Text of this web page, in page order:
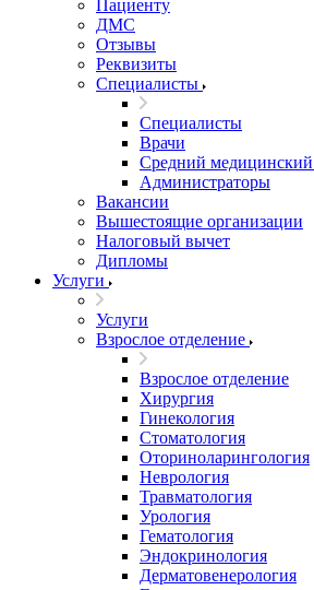
Пациенту
ДМС
Отзывы
Реквизиты
Специалисты
Специалисты
Врачи
Средний медицинский
Администраторы
Вакансии
Вышестоящие организации
Налоговый вычет
Дипломы
Услуги
Услуги
Взрослое отделение
Взрослое отделение
Хирургия
Гинекология
Стоматология
Оториноларингология
Неврология
Травматология
Урология
Гематология
Эндокринология
Дерматовенерология